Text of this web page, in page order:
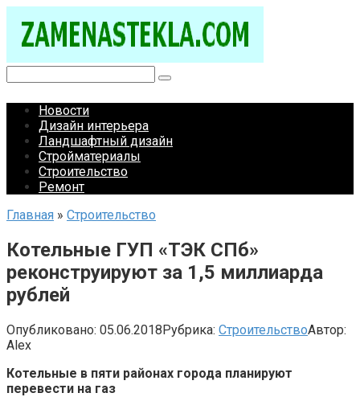
контенту
Новости
Дизайн интерьера
Ландшафтный дизайн
Стройматериалы
Строительство
Ремонт
Главная » Строительство
Котельные ГУП «ТЭК СПб»
реконструируют за 1,5 миллиарда
рублей
Опубликовано: 05.06.2018Рубрика: СтроительствоАвтор:
Alex
Котельные в пяти районах города планируют
перевести на газ